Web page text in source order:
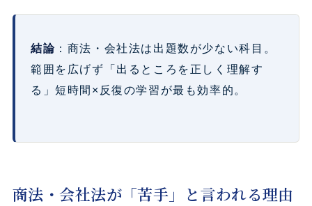
結論 ：商法・会社法は出題数が少ない科目。
範囲を広げず「出るところを正しく理解す
る」短時間×反復の学習が最も効率的。
商法・会社法が「苦手」と言われる理由